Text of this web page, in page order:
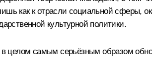
как к отрасли социальной сферы,
культурной политики.
целом самым серьёзным образом